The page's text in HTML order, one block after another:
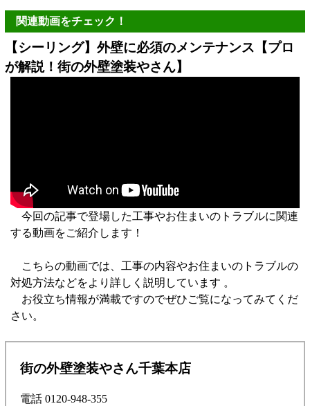
関連動画をチェック！
【シーリング】外壁に必須のメンテナンス【プロ
が解説！街の外壁塗装やさん】
今回の記事で登場した工事やお住まいのトラブルに関連
する動画をご紹介します！
こちらの動画では、工事の内容やお住まいのトラブルの
対処方法などをより詳しく説明しています 。
お役立ち情報が満載ですのでぜひご覧になってみてくだ
さい。
街の外壁塗装やさん千葉本店
電話 0120-948-355